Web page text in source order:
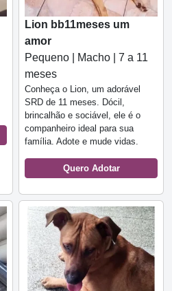
Lion bb11meses um
amor
Pequeno | Macho | 7 a 11
meses
Conheça o Lion, um adorável
SRD de 11 meses. Dócil,
brincalhão e sociável, ele é o
companheiro ideal para sua
família. Adote e mude vidas.
Quero Adotar